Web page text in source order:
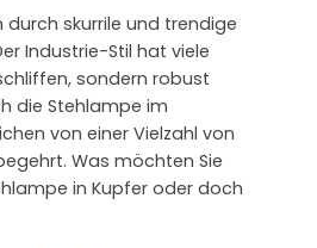
skurrile und trendige
Industrie-Stil hat viele
sondern robust
die Stehlampe im
von einer Vielzahl von
Was möchten Sie
in Kupfer oder doch